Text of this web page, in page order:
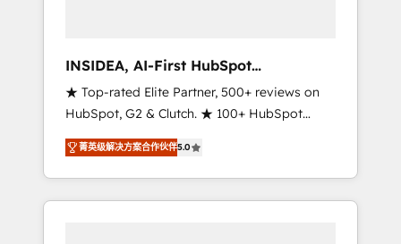
adoption with change-management
programs, and align marketing, sales, and
service to drive sustainable growth With 6
key HubSpot accreditations and experience
across hundreds of organizations in dozens
of industries, there’s a good chance one of
our globally integrated teams has worked
INSIDEA, AI-First HubSpot
Onboarding & RevOps
★ Top-rated Elite Partner, 500+ reviews on
HubSpot, G2 & Clutch. ★ 100+ HubSpot
Certified Experts & Trainers across the team
★ 1,500+ implementations across five
continents ★ AI-First, RevOps-led,
Onboarding obsessed ★ Company of the
菁英级解决方案合作伙伴5.0